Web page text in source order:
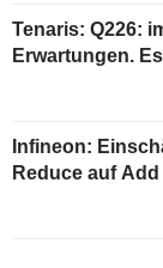
Tenaris: Q226:
Erwartungen.
Infineon:
Reduce auf Add